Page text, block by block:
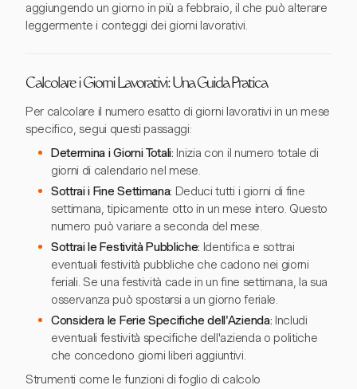
aggiungendo un giorno in più a febbraio, il che può alterare
leggermente i conteggi dei giorni lavorativi.
Calcolare i Giorni Lavorativi: Una Guida Pratica
Per calcolare il numero esatto di giorni lavorativi in un mese
specifico, segui questi passaggi:
Determina i Giorni Totali: Inizia con il numero totale di
giorni di calendario nel mese.
Sottrai i Fine Settimana: Deduci tutti i giorni di fine
settimana, tipicamente otto in un mese intero. Questo
numero può variare a seconda del mese.
Sottrai le Festività Pubbliche: Identifica e sottrai
eventuali festività pubbliche che cadono nei giorni
feriali. Se una festività cade in un fine settimana, la sua
osservanza può spostarsi a un giorno feriale.
Considera le Ferie Specifiche dell'Azienda: Includi
eventuali festività specifiche dell'azienda o politiche
che concedono giorni liberi aggiuntivi.
Strumenti come le funzioni di foglio di calcolo